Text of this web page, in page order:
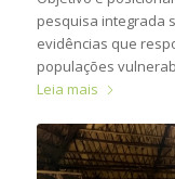
pesquisa integrada
evidências que
populações
Leia mais